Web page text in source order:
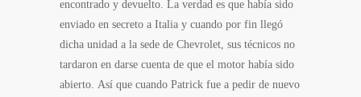
encontrado y devuelto. La verdad es que había sido
enviado en secreto a Italia y cuando por fin llegó
dicha unidad a la sede de Chevrolet, sus técnicos no
tardaron en darse cuenta de que el motor había sido
abierto. Así que cuando Patrick fue a pedir de nuevo